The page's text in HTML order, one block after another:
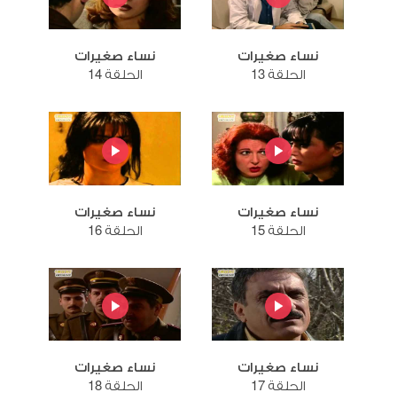
نساء صغيرات
الحلقة 13
نساء صغيرات
الحلقة 14
نساء صغيرات
الحلقة 15
نساء صغيرات
الحلقة 16
نساء صغيرات
الحلقة 17
نساء صغيرات
الحلقة 18